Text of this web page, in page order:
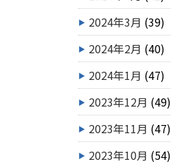
2024年3月 (39)
2024年2月 (40)
2024年1月 (47)
2023年12月 (49)
2023年11月 (47)
2023年10月 (54)